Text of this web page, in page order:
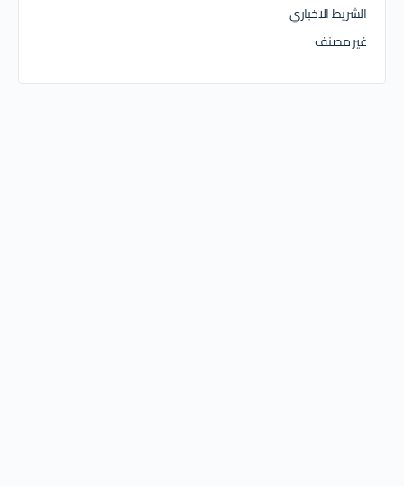
الشريط الاخباري
غير مصنف